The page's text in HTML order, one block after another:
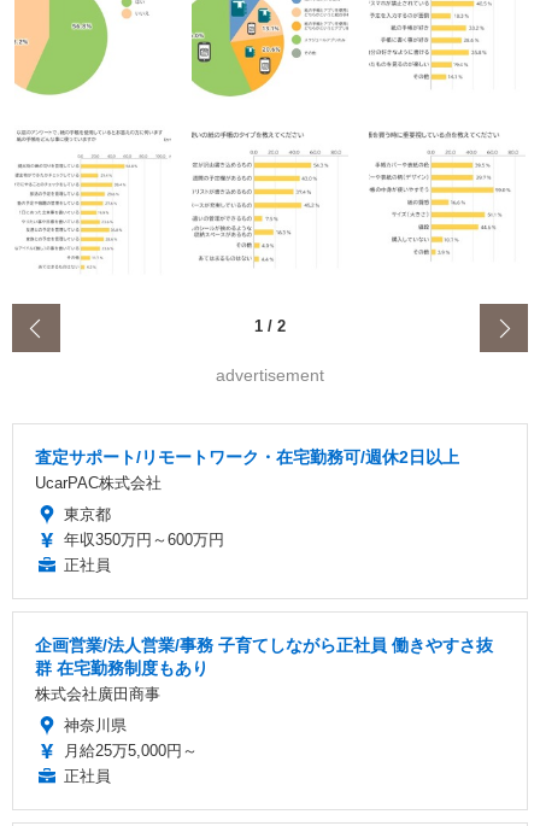
1 / 2
advertisement
査定サポート/リモートワーク・在宅勤務可/週休2日以上
UcarPAC株式会社
東京都
年収350万円～600万円
正社員
企画営業/法人営業/事務 子育てしながら正社員 働きやすさ抜
群 在宅勤務制度もあり
株式会社廣田商事
神奈川県
月給25万5,000円～
正社員